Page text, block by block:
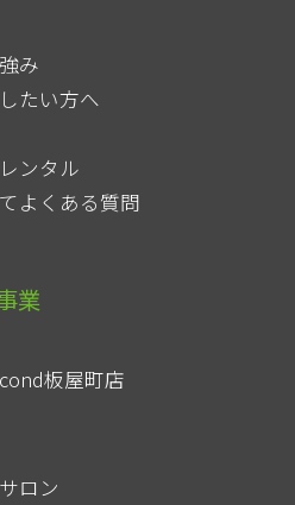
み
たい方へ
ンタル
よくある質問
業
板屋町店
ロン